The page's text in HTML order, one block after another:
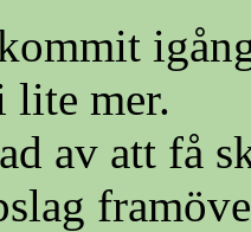
lite mer.
av att få